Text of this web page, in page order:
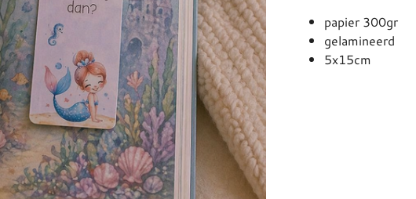
papier 300gr
gelamineerd
5x15cm